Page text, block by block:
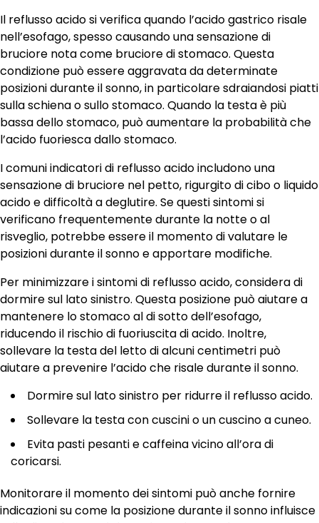
Il reflusso acido si verifica quando l’acido gastrico risale
nell’esofago, spesso causando una sensazione di
bruciore nota come bruciore di stomaco. Questa
condizione può essere aggravata da determinate
posizioni durante il sonno, in particolare sdraiandosi piatti
sulla schiena o sullo stomaco. Quando la testa è più
bassa dello stomaco, può aumentare la probabilità che
l’acido fuoriesca dallo stomaco.
I comuni indicatori di reflusso acido includono una
sensazione di bruciore nel petto, rigurgito di cibo o liquido
acido e difficoltà a deglutire. Se questi sintomi si
verificano frequentemente durante la notte o al
risveglio, potrebbe essere il momento di valutare le
posizioni durante il sonno e apportare modifiche.
Per minimizzare i sintomi di reflusso acido, considera di
dormire sul lato sinistro. Questa posizione può aiutare a
mantenere lo stomaco al di sotto dell’esofago,
riducendo il rischio di fuoriuscita di acido. Inoltre,
sollevare la testa del letto di alcuni centimetri può
aiutare a prevenire l’acido che risale durante il sonno.
Dormire sul lato sinistro per ridurre il reflusso acido.
Sollevare la testa con cuscini o un cuscino a cuneo.
Evita pasti pesanti e caffeina vicino all’ora di
coricarsi.
Monitorare il momento dei sintomi può anche fornire
indicazioni su come la posizione durante il sonno influisce